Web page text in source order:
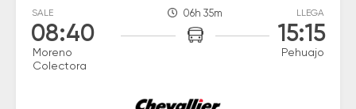
SALE
08:40
Moreno
Colectora
06h 35m LLEGA
15:15
Pehuajo